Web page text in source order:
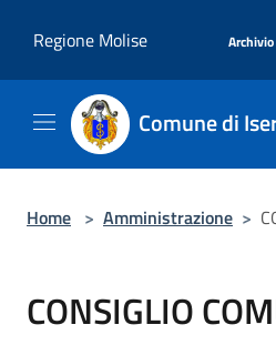
Regione Molise
Comune di
Home > Amministrazione >
CONSIGLIO